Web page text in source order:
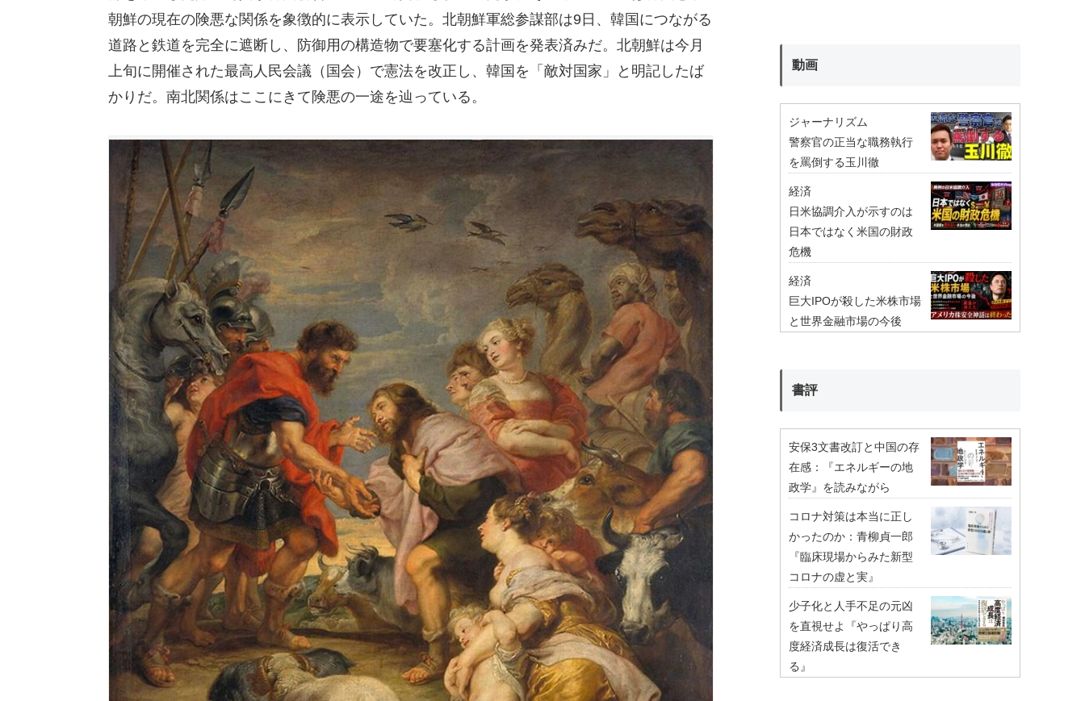
朝鮮の現在の険悪な関係を象徴的に表示していた。北朝鮮軍総参謀部は9日、韓国につながる
道路と鉄道を完全に遮断し、防御用の構造物で要塞化する計画を発表済みだ。北朝鮮は今月
上旬に開催された最高人民会議（国会）で憲法を改正し、韓国を「敵対国家」と明記したば
かりだ。南北関係はここにきて険悪の一途を辿っている。
動画
ジャーナリズム
警察官の正当な職務執行
を罵倒する玉川徹
経済
日米協調介入が示すのは
日本ではなく米国の財政
危機
経済
巨大IPOが殺した米株市場
と世界金融市場の今後
書評
安保3文書改訂と中国の存
在感：『エネルギーの地
政学』を読みながら
コロナ対策は本当に正し
かったのか：青柳貞一郎
『臨床現場からみた新型
コロナの虚と実』
少子化と人手不足の元凶
を直視せよ『やっぱり高
度経済成長は復活でき
る』